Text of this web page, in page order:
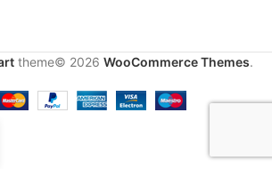
theme© 2026 WooCommerce Themes.